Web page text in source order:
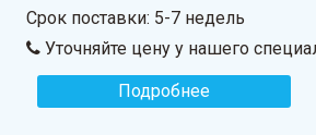
Срок поставки: 5-7 недель
Уточняйте цену у нашего
Подробнее